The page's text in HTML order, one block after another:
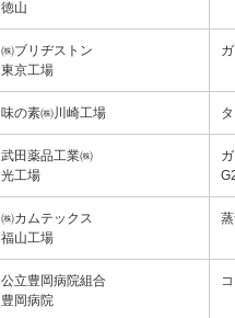
徳山
㈱ブリヂストン
東京工場
味の素㈱川崎工場
武田薬品工業㈱
光工場
㈱カムテックス
福山工場
公立豊岡病院組合
豊岡病院